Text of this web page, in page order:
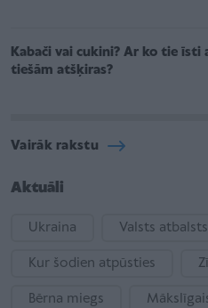
Kabači vai cukini? Ar ko tie īsti
tiešām atšķiras?
Vairāk rakstu
Aktuāli
Ukraina Valsts atbalsts
Kur šodien atpūsties
Bērna miegs